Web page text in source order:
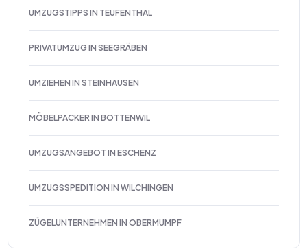
UMZUGSTIPPS IN TEUFENTHAL
PRIVATUMZUG IN SEEGRÄBEN
UMZIEHEN IN STEINHAUSEN
MÖBELPACKER IN BOTTENWIL
UMZUGSANGEBOT IN ESCHENZ
UMZUGSSPEDITION IN WILCHINGEN
ZÜGELUNTERNEHMEN IN OBERMUMPF